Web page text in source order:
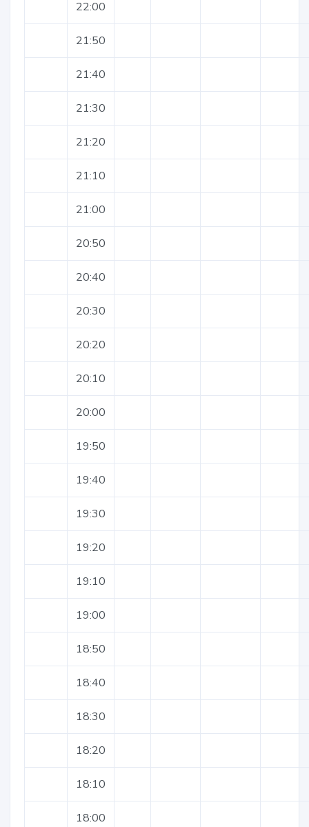
22:00
21:50
21:40
21:30
21:20
21:10
21:00
20:50
20:40
20:30
20:20
20:10
20:00
19:50
19:40
19:30
19:20
19:10
19:00
18:50
18:40
18:30
18:20
18:10
18:00